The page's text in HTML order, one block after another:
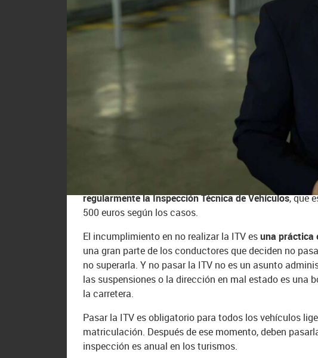
España esuno de los países europeos con el parque
son malas noticias para la seguridad vial, porque los
los ADAS (Sistema Avanzados de Asistencia al
una parte de ese
regularmente la Inspección Técnica de Vehículos, que
500 euros según los casos.
El incumplimiento en no realizar la ITV esuna práctica
una gran parte de los conductores que deciden no
no superarla. Y no pasar la ITV no es un asunto
las suspensiones o la dirección en mal estado es una
la carretera.
Pasar la ITV es obligatorio para todos los vehículos
matriculación. Después de ese momento, deben
inspección es anual en los turismos.